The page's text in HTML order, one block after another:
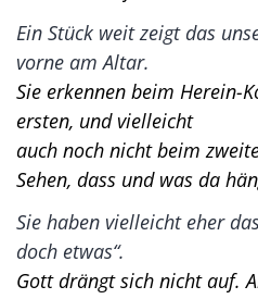
Ein Stück weit zeigt das
vorne am Altar.
Sie erkennen beim Herein-
ersten, und vielleicht
auch noch nicht beim
Sehen, dass und was da
Sie haben vielleicht eher
doch etwas“.
Gott drängt sich nicht auf.